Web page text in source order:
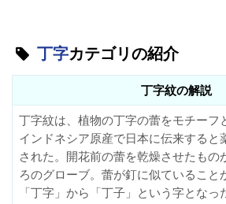
丁字カテゴリの紹介
丁字紋の解説
丁字紋は、植物の丁字の蕾をモチーフ
インドネシア原産で日本に伝来すると
された。開花前の蕾を乾燥させたもの
ろのグローブ。蕾が釘に似ていること
「丁字」から「丁子」という字となっ